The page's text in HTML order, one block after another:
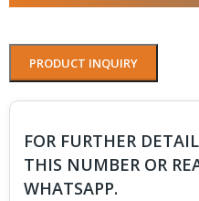
PRODUCT INQUIRY
FOR FURTHER
THIS NUMBER OR
WHATSAPP.